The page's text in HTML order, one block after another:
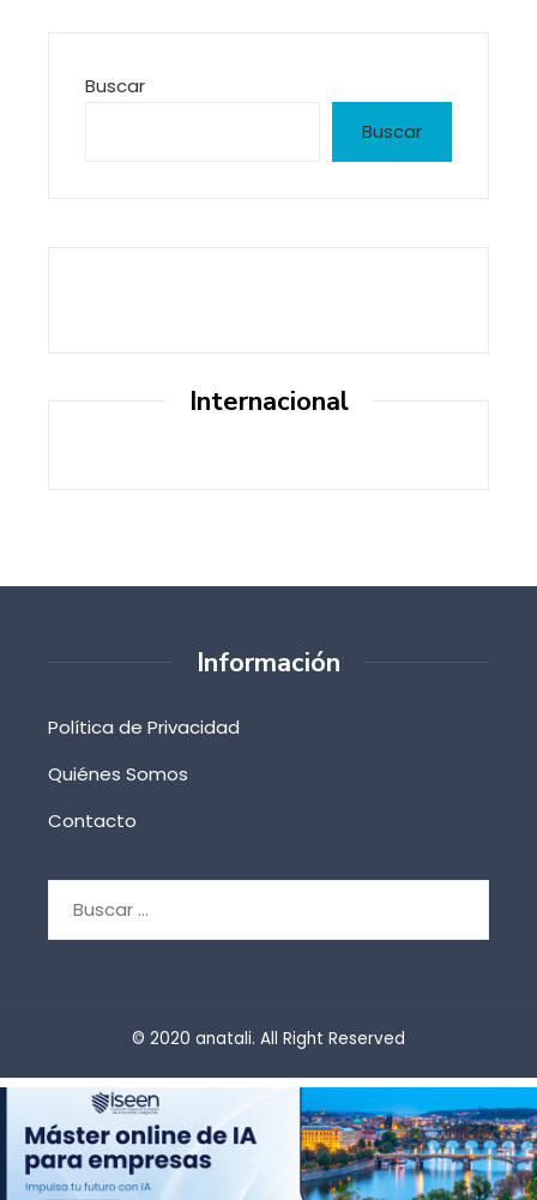
Buscar
Buscar
Internacional
Información
Política de Privacidad
Quiénes Somos
Contacto
© 2020 anatali. All Right Reserved